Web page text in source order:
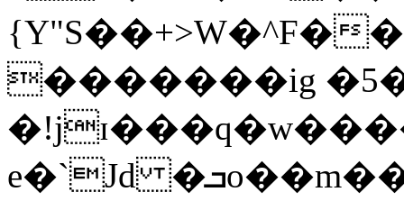
{Y"S��+>W�^F�
�������ig
e�`Jd �ܒo��m��1��d|